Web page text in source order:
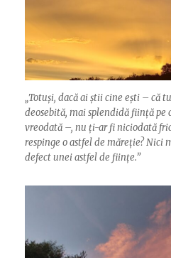
„Totuși, dacă ai știi cine ești – că
deosebită, mai splendidă ființă pe
vreodată –, nu ți-ar fi niciodată
respinge o astfel de măreție? Nici
defect unei astfel de ființe.”